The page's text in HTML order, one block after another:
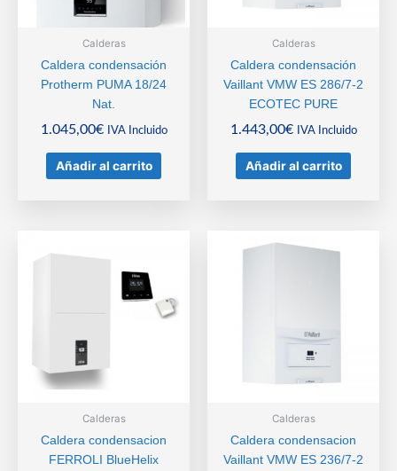
Calderas
Caldera condensación
Protherm PUMA 18/24
Nat.
1.045,00€ IVA Incluido
Añadir al carrito
Calderas
Caldera condensación
Vaillant VMW ES 286/7-2
ECOTEC PURE
1.443,00€ IVA Incluido
Añadir al carrito
Calderas
Caldera condensacion
FERROLI BlueHelix
Calderas
Caldera condensacion
Vaillant VMW ES 236/7-2